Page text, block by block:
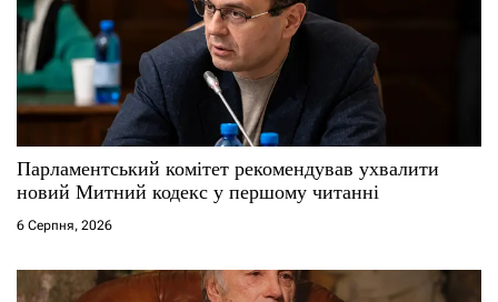
а
п
и
с
і
в
Парламентський комітет рекомендував ухвалити
новий Митний кодекс у першому читанні
6 Серпня, 2026